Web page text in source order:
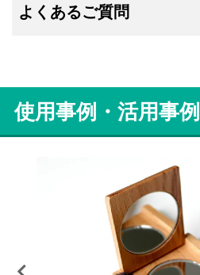
よくあるご質問
使用事例・活用事例